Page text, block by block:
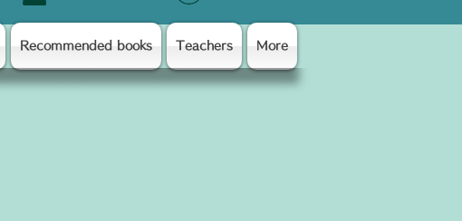
Recommended books Teachers More